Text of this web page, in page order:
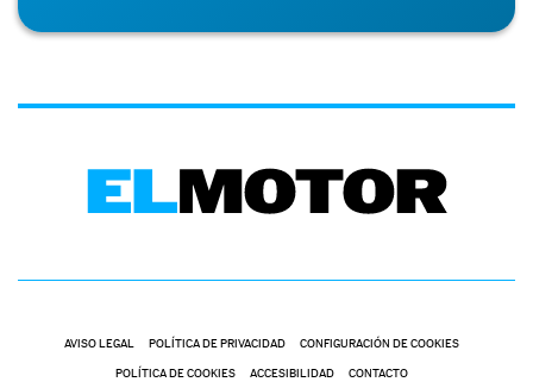
AVISO LEGAL POLÍTICA DE PRIVACIDAD CONFIGURACIÓN DE COOKIES
POLÍTICA DE COOKIES ACCESIBILIDAD CONTACTO